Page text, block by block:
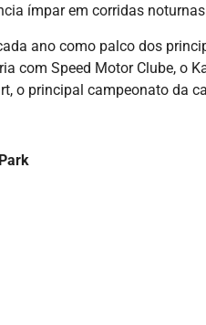
ímpar em corridas
ano como palco dos
com Speed Motor Clube, o
o principal campeonato da